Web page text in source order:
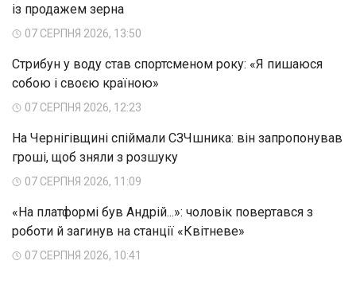
із продажем зерна
07 СЕРПНЯ 2026, 13:50
Стрибун у воду став спортсменом року: «Я пишаюся
собою і своєю країною»
07 СЕРПНЯ 2026, 12:23
На Чернігівщині спіймали СЗЧшника: він запропонував
гроші, щоб зняли з розшуку
07 СЕРПНЯ 2026, 11:09
«На платформі був Андрій...»: чоловік повертався з
роботи й загинув на станції «Квітневе»
07 СЕРПНЯ 2026, 10:41